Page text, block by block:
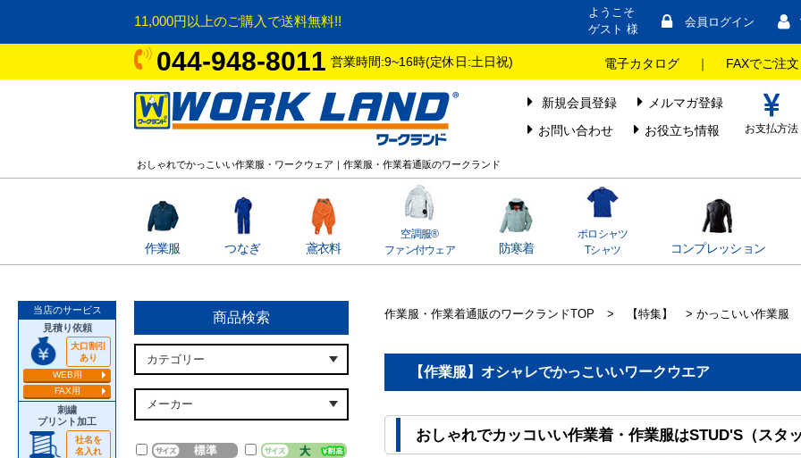
11,000円以上のご購入で送料無料!!
ようこそ
ゲスト 様
会員ログイン
044-948-8011 営業時間:9~16時(定休日:土日祝) 電子カタログ ｜ FAXでご注文
新規会員登録
メルマガ登録
お問い合わせ
お役立ち情報 お支払方法
おしゃれでかっこいい作業服・ワークウェア｜作業服・作業着通販のワークランド
作業服 つなぎ 鳶衣料
空調服®
ファン付ウェア
防寒着
ポロシャツ
Tシャツ
コンプレッション
当店のサービス
見積り依頼
大口割引
あり
WEB用
FAX用
刺繍
プリント加工
社名を
名入れ
商品検索 作業服・作業着通販のワークランドTOP > 【特集】 > かっこいい作業服
【作業服】オシャレでかっこいいワークウエア
おしゃれでカッコいい作業着・作業服はSTUD'S（スタ